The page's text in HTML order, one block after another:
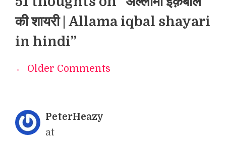
की शायरी | Allama iqbal shayari
in hindi”
Comment
← Older Comments
PeterHeazy
at